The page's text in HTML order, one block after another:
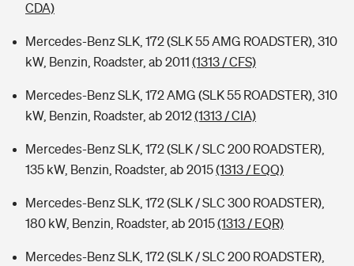
CDA)
Mercedes-Benz SLK, 172 (SLK 55 AMG ROADSTER), 310
kW, Benzin, Roadster, ab 2011 (1313 / CFS)
Mercedes-Benz SLK, 172 AMG (SLK 55 ROADSTER), 310
kW, Benzin, Roadster, ab 2012(1313 / CIA)
Mercedes-Benz SLK, 172 (SLK / SLC 200 ROADSTER),
135 kW, Benzin, Roadster, ab 2015(1313 / EQQ)
Mercedes-Benz SLK, 172 (SLK / SLC 300 ROADSTER),
180 kW, Benzin, Roadster, ab 2015(1313 / EQR)
Mercedes-Benz SLK, 172 (SLK / SLC 200 ROADSTER),